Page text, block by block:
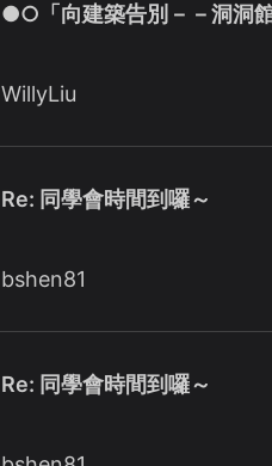
●○「向建築告別－－洞洞
WillyLiu
Re: 同學會時間到囉～
bshen81
Re: 同學會時間到囉～